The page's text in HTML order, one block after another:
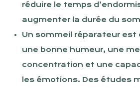
réduire le temps
augmenter la durée du
Un sommeil réparateur est
une bonne humeur, une
concentration et une
les émotions. Des études